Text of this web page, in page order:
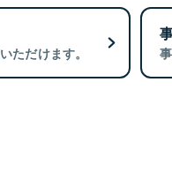
ただけます。